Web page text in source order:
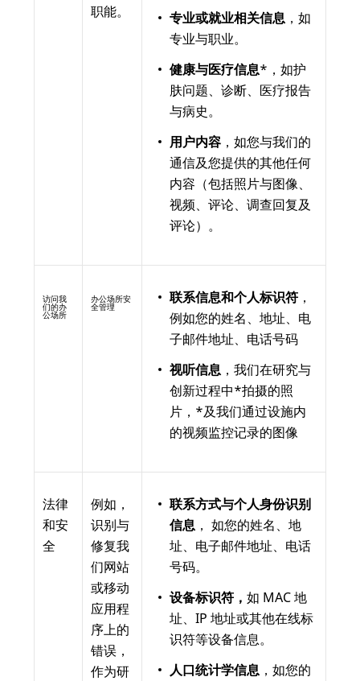
职能。
专业或就业相关信息 ，如
专业与职业。
健康与医疗信息*，如护
肤问题、诊断、医疗报告
与病史。
用户内容 ，如您与我们的
通信及您提供的其他任何
内容（包括照片与图像、
视频、评论、调查回复及
评论）。
访问我
们的办
公场所
办公场所安
全管理
联系信息和个人标识符 ，
例如您的姓名、地址、电
子邮件地址、电话号码
视听信息 ，我们在研究与
创新过程中*拍摄的照
片，*及我们通过设施内
的视频监控记录的图像
法律
和安
全
例如，
识别与
修复我
们网站
或移动
应用程
序上的
错误，
作为研
联系方式与个人身份识别
信息 ， 如您的姓名、地
址、电子邮件地址、电话
号码。
设备标识符， 如 MAC 地
址、IP 地址或其他在线标
识符等设备信息。
人口统计学信息 ，如您的